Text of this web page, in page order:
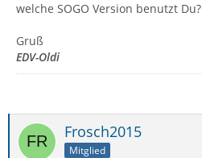
welche SOGO Version benutzt Du?
Gruß
EDV-Oldi
Frosch2015
Mitglied